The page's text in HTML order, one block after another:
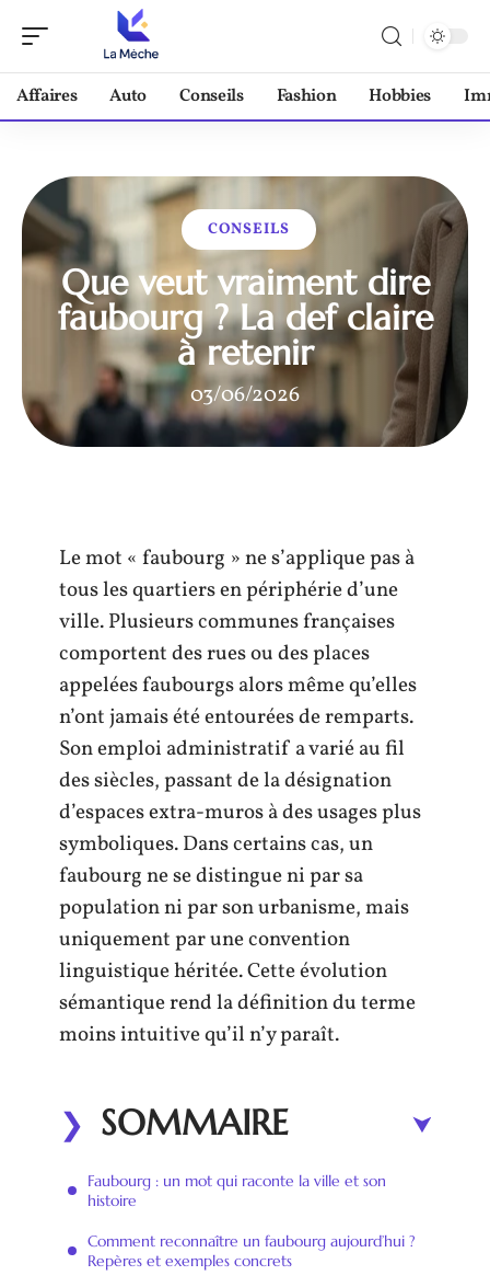
Affaires Auto Conseils Fashion Hobbies
CONSEILS
Que veut vraiment dire
faubourg ? La def claire
à retenir
03/06/2026
Le mot « faubourg » ne s’applique pas à
tous les quartiers en périphérie d’une
ville. Plusieurs communes françaises
comportent des rues ou des places
appelées faubourgs alors même qu’elles
n’ont jamais été entourées de remparts.
Son emploi administratif a varié au fil
des siècles, passant de la désignation
d’espaces extra-muros à des usages plus
symboliques. Dans certains cas, un
faubourg ne se distingue ni par sa
population ni par son urbanisme, mais
uniquement par une convention
linguistique héritée. Cette évolution
sémantique rend la définition du terme
moins intuitive qu’il n’y paraît.
SOMMAIRE
Faubourg : un mot qui raconte la ville et son
histoire
Comment reconnaître un faubourg aujourd’hui ?
Repères et exemples concrets